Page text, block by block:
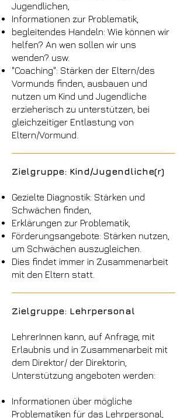
Jugendlichen,
Informationen zur Problematik,
begleitendes Handeln: Wie können wir
helfen? An wen sollen wir uns
wenden? usw.
"Coaching": Stärken der Eltern/des
Vormunds finden, ausbauen und
nutzen um Kind und Jugendliche
erzieherisch zu unterstützen, bei
gleichzeitiger Entlastung von
Eltern/Vormund.
Zielgruppe: Kind/Jugendliche(r)
Gezielte Diagnostik: Stärken und
Schwächen finden,
Erklärungen zur Problematik,
Förderungsangebote: Stärken nutzen,
um Schwächen auszugleichen.
Dies findet immer in Zusammenarbeit
mit den Eltern statt.
Zielgruppe: Lehrpersonal
LehrerInnen kann, auf Anfrage, mit
Erlaubnis und in Zusammenarbeit mit
dem Direktor/ der Direktorin,
Unterstützung angeboten werden:
Informationen über mögliche
Problematiken für das Lehrpersonal,